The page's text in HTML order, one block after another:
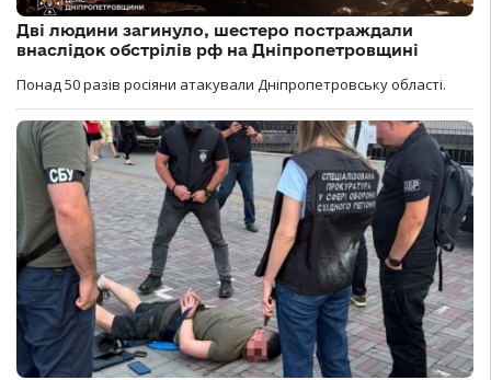
Дві людини загинуло, шестеро постраждали
внаслідок обстрілів рф на Дніпропетровщині
Понад 50 разів росіяни атакували Дніпропетровську області.